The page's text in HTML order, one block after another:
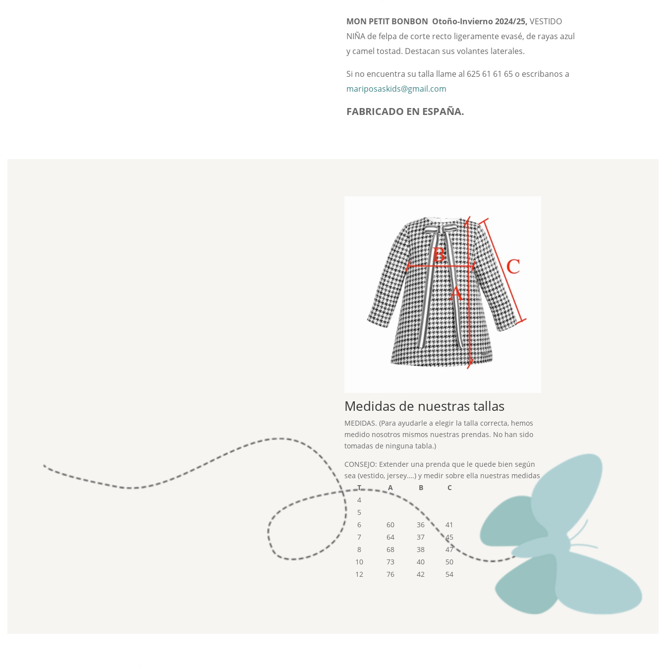
MON PETIT BONBON Otoño-Invierno 2024/25, VESTIDO
NIÑA de felpa de corte recto ligeramente evasé, de rayas azul
y camel tostad. Destacan sus volantes laterales.
Si no encuentra su talla llame al 625 61 61 65 o escribanos a
mariposaskids@gmail.com
FABRICADO EN ESPAÑA.
Medidas de nuestras tallas
MEDIDAS. (Para ayudarle a elegir la talla correcta, hemos
medido nosotros mismos nuestras prendas. No han sido
tomadas de ninguna tabla.)
CONSEJO: Extender una prenda que le quede bien según
sea (vestido, jersey….) y medir sobre ella nuestras medidas
T
A B
C
4
5
6
60 36
41
7
64 37
45
8
68 38
47
10
73 40
50
12
76 42 54